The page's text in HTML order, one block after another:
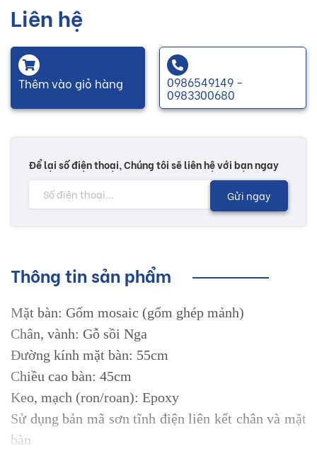
Liên hệ
Thêm vào giỏ hàng 0986549149 -
0983300680
Để lại số điện thoại, Chúng tôi sẽ liên hệ với bạn ngay
Gửi ngay
Thông tin sản phẩm
Mặt bàn: Gốm mosaic (gốm ghép mảnh)
Chân, vành: Gỗ sồi Nga
Đường kính mặt bàn: 55cm
Chiều cao bàn: 45cm
Keo, mạch (ron/roan): Epoxy
Sử dụng bản mã sơn tĩnh điện liên kết chân và mặt
bàn